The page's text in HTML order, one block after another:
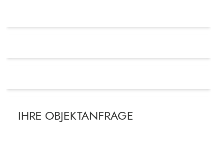
IHRE OBJEKTANFRAGE